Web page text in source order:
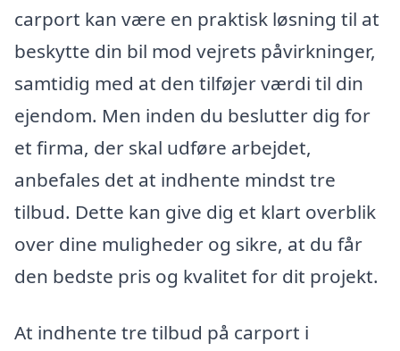
carport kan være en praktisk løsning til at
beskytte din bil mod vejrets påvirkninger,
samtidig med at den tilføjer værdi til din
ejendom. Men inden du beslutter dig for
et firma, der skal udføre arbejdet,
anbefales det at indhente mindst tre
tilbud. Dette kan give dig et klart overblik
over dine muligheder og sikre, at du får
den bedste pris og kvalitet for dit projekt.
At indhente tre tilbud på carport i